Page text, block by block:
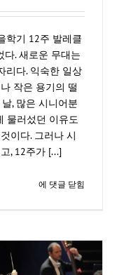
학기 12주 발레클
다. 새로운 무대는
리다. 익숙한 일상
작은 용기의 떨
, 많은 시니어분
물러섰던 이유도
이다. 그러나 시
, 12주가 [...]
1166.
림
예
에 댓글 닫힘